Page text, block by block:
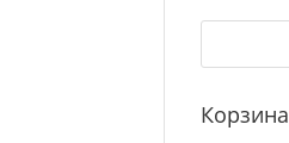
Корзина